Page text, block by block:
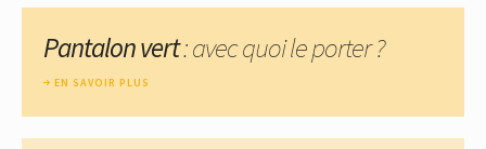
Pantalon vert: avec quoi le porter ?
EN SAVOIR PLUS